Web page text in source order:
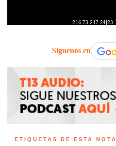
Síguenos en
ETIQUETAS DE ESTA NOTA